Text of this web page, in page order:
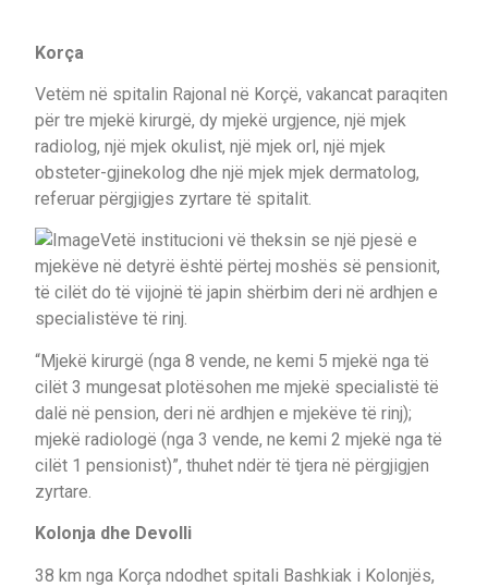
Korça
Vetëm në spitalin Rajonal në Korçë, vakancat paraqiten
për tre mjekë kirurgë, dy mjekë urgjence, një mjek
radiolog, një mjek okulist, një mjek orl, një mjek
obsteter-gjinekolog dhe një mjek mjek dermatolog,
referuar përgjigjes zyrtare të spitalit.
Vetë institucioni vë theksin se një pjesë e
mjekëve në detyrë është përtej moshës së pensionit,
të cilët do të vijojnë të japin shërbim deri në ardhjen e
specialistëve të rinj.
“Mjekë kirurgë (nga 8 vende, ne kemi 5 mjekë nga të
cilët 3 mungesat plotësohen me mjekë specialistë të
dalë në pension, deri në ardhjen e mjekëve të rinj);
mjekë radiologë (nga 3 vende, ne kemi 2 mjekë nga të
cilët 1 pensionist)”, thuhet ndër të tjera në përgjigjen
zyrtare.
Kolonja dhe Devolli
38 km nga Korça ndodhet spitali Bashkiak i Kolonjës,